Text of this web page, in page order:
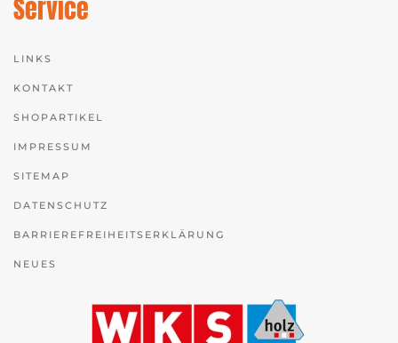
Service
LINKS
KONTAKT
SHOPARTIKEL
IMPRESSUM
SITEMAP
DATENSCHUTZ
BARRIEREFREIHEITSERKLÄRUNG
NEUES